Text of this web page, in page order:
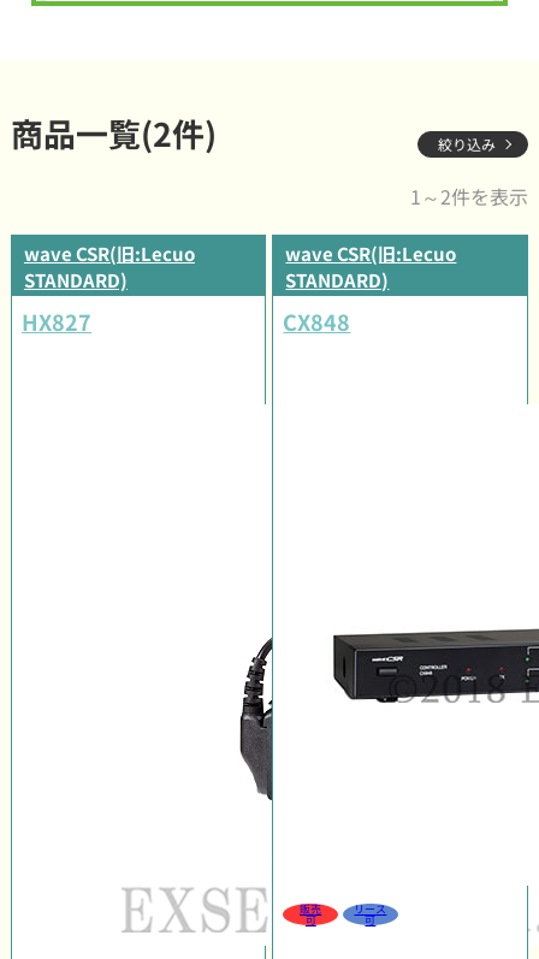
商品一覧(2件) 絞り込み
1～2件を表示
wave CSR(旧:Lecuo
STANDARD)
HX827
wave CSR(旧:Lecuo
STANDARD)
CX848
販売
可
リース
可